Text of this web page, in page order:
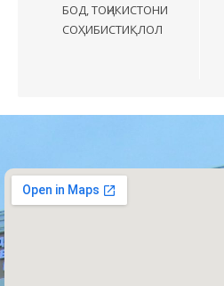
БОД, ТОҶИКИСТОНИ
СОҲИБИСТИҚЛОЛ